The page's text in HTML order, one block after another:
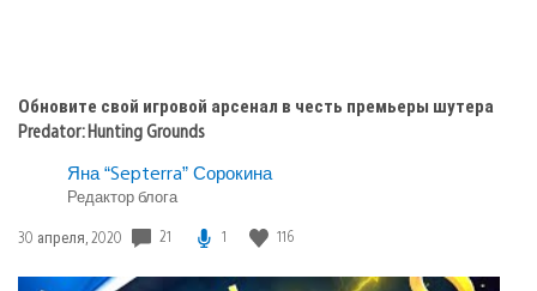
Обновите свой игровой арсенал в честь премьеры шутера
Predator: Hunting Grounds
Яна “Septerra” Сорокина
Редактор блога
Дата
30 апреля, 2020 21 1 116